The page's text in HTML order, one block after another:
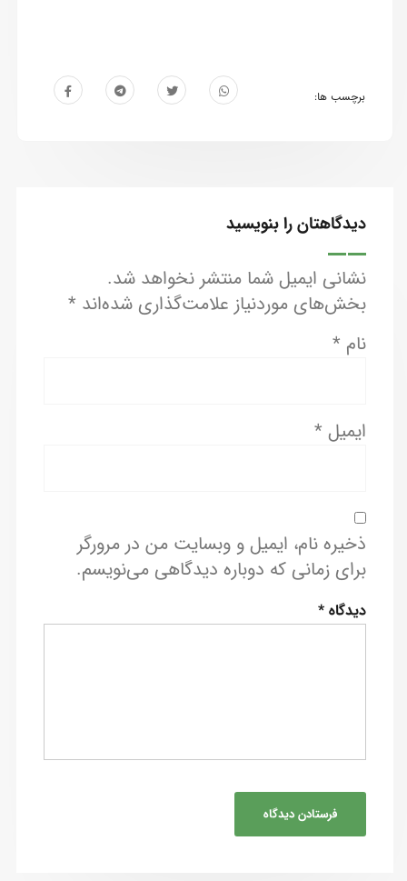
برچسب ها:
دیدگاهتان را بنویسید
نشانی ایمیل شما منتشر نخواهد شد.
بخش‌های موردنیاز علامت‌گذاری شده‌اند *
نام *
ایمیل *
ذخیره نام، ایمیل و وبسایت من در مرورگر
برای زمانی که دوباره دیدگاهی می‌نویسم.
دیدگاه*